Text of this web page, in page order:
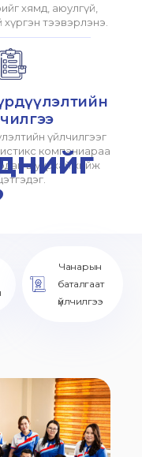
хямд, аюулгүй,
тээвэрлэнэ.
үйлчилгээг
компаниараа
шуурхай хийж
Чанарын
баталгаат
үйлчилгээ